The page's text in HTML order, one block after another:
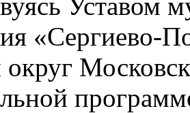
«Сергиево-
округ